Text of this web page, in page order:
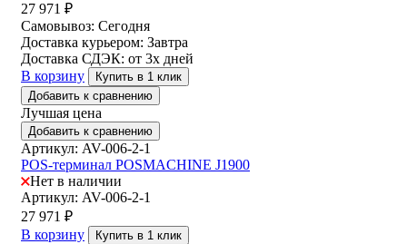
27 971 ₽
Самовывоз: Сегодня
Доставка курьером: Завтра
Доставка СДЭК: от 3х дней
В корзину
Купить в 1 клик
Добавить к сравнению
Лучшая цена
Добавить к сравнению
Артикул: AV-006-2-1
POS-терминал POSMACHINE J1900
Нет в наличии
Артикул: AV-006-2-1
27 971 ₽
В корзину
Купить в 1 клик